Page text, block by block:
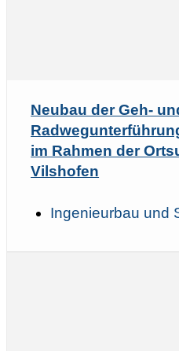
Neubau der Geh-
im Rahmen der
Vilshofen
Ingenieurbau und